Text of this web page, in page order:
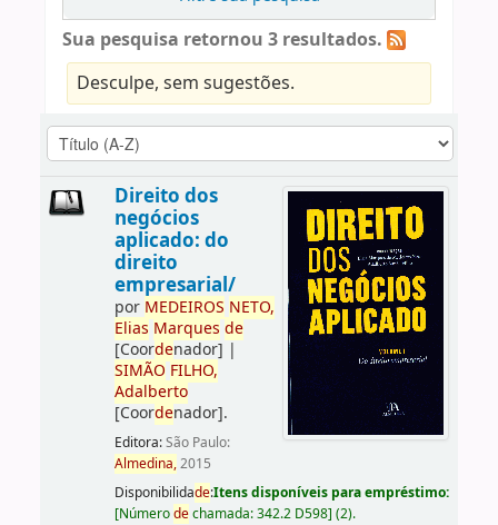
Sua pesquisa retornou 3 resultados.
Desculpe, sem sugestões.
Direito dos
negócios
aplicado: do
direito
empresarial/
por MEDEIROS NETO,
Elias Marques de
[Coordenador] |
SIMÃO FILHO,
Adalberto
[Coordenador].
Editora:São Paulo:
Almedina,2015
Disponibilidade:Itens disponíveis para empréstimo:
[Númerodechamada:342.2 D598] (2).